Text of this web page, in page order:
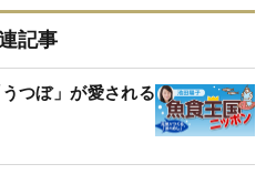
記事
つぼ」が愛される